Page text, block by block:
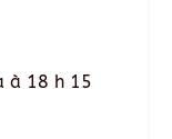
à 18 h 15